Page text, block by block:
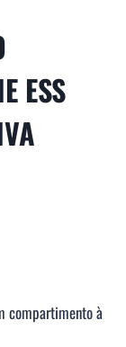
ESS
compartimento à